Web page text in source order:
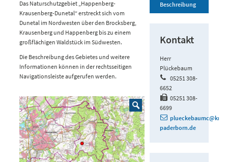
Das Naturschutzgebiet „Happenberg-
Krausenberg-Dunetal“ erstreckt sich vom
Dunetal im Nordwesten über den Brocksberg,
Krausenberg und Happenberg bis zu einem
großflächigen Waldstück im Südwesten.
Die Beschreibung des Gebietes und weitere
Informationen können in der rechtsseitigen
Navigationsleiste aufgerufen werden.
Beschreibung
Kontakt
Herr
Plückebaum
05251 308-
6652
05251 308-
6699
paderborn.de